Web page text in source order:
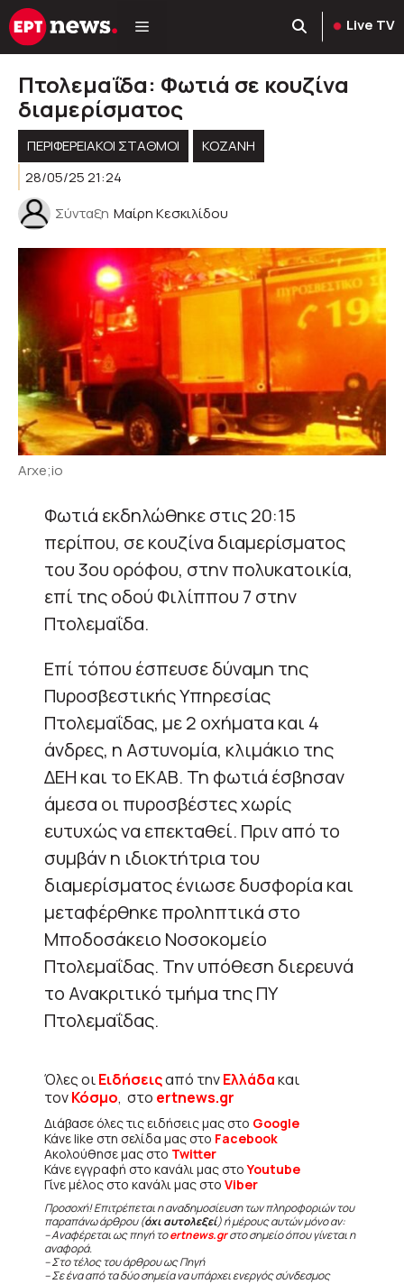
Μετάβαση
σε
Live TV
Πτολεμαΐδα: Φωτιά σε κουζίνα
διαμερίσματος
ΠΕΡΙΦΕΡΕΙΑΚΟΊ ΣΤΑΘΜΟΊ
KOZANH
28/05/25 21:24
Σύνταξη Μαίρη Κεσκιλίδου
Arxe;io
Φωτιά εκδηλώθηκε στις 20:15
περίπου, σε κουζίνα διαμερίσματος
του 3ου ορόφου, στην πολυκατοικία,
επί της οδού Φιλίππου 7 στην
Πτολεμαΐδα.
Επί τόπου έσπευσε δύναμη της
Πυροσβεστικής Υπηρεσίας
Πτολεμαΐδας, με 2 οχήματα και 4
άνδρες, η Αστυνομία, κλιμάκιο της
ΔΕΗ και το ΕΚΑΒ. Τη φωτιά έσβησαν
άμεσα οι πυροσβέστες χωρίς
ευτυχώς να επεκταθεί. Πριν από το
συμβάν η ιδιοκτήτρια του
διαμερίσματος ένιωσε δυσφορία και
μεταφέρθηκε προληπτικά στο
Μποδοσάκειο Νοσοκομείο
Πτολεμαΐδας. Την υπόθεση διερευνά
το Ανακριτικό τμήμα της ΠΥ
Πτολεμαΐδας.
Όλες οιΕιδήσειςαπό τηνΕλλάδακαι
τονΚόσμο, στο ertnews.gr
Διάβασε όλες τις ειδήσεις μας στο Google
Κάνε like στη σελίδα μας στο Facebook
Ακολούθησε μας στο Twitter
Κάνε εγγραφή στο κανάλι μας στοYoutube
Γίνε μέλος στο κανάλι μας στο Viber
Προσοχή! Επιτρέπεται η αναδημοσίευση των πληροφοριών του
παραπάνω άρθρου (όχι αυτολεξεί) ή μέρους αυτών μόνο αν:
– Αναφέρεται ως πηγή τοertnews.grστο σημείο όπου γίνεται η
αναφορά.
– Στο τέλος του άρθρου ως Πηγή
– Σε ένα από τα δύο σημεία να υπάρχει ενεργός σύνδεσμος